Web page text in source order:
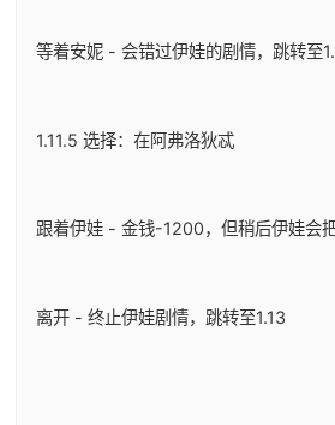
等着安妮 - 会错过伊娃的剧情，跳转至
1.11.5 选择：在阿弗洛狄忒
跟着伊娃 - 金钱-1200，但稍后伊娃会
离开 - 终止伊娃剧情，跳转至1.13